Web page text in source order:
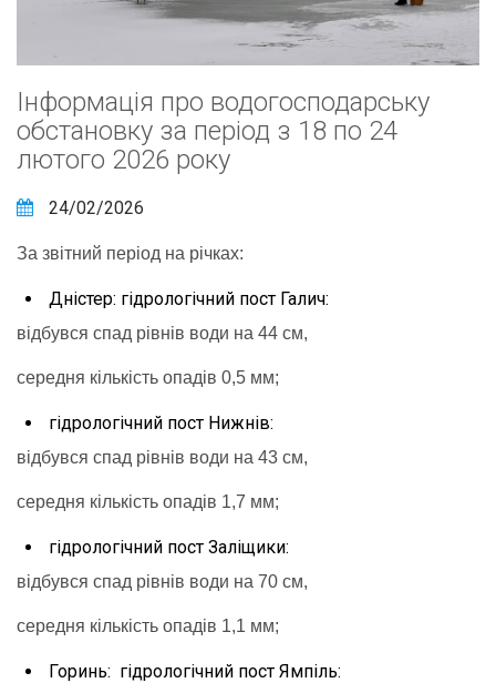
Інформація про водогосподарську
обстановку за період з 18 по 24
лютого 2026 року
24/02/2026
За звітний період на річках:
Дністер: гідрологічний пост Галич:
відбувся спад рівнів води на 44 см,
середня кількість опадів 0,5 мм;
гідрологічний пост Нижнів:
відбувся спад рівнів води на 43 см,
середня кількість опадів 1,7 мм;
гідрологічний пост Заліщики:
відбувся спад рівнів води на 70 см,
середня кількість опадів 1,1 мм;
Горинь: гідрологічний пост Ямпіль: